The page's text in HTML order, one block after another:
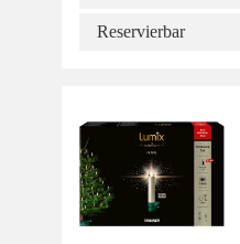
Reservierbar